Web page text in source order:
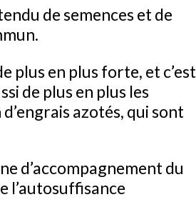
de semences et de
plus en plus forte, et c’est
de plus en plus les
azotés, qui sont
d’accompagnement du
l’autosuffisance